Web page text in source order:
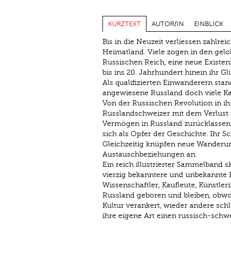
KURZTEXT AUTOR/IN EINBLICK
Bis in die Neuzeit verliessen
Heimatland. Viele zogen in den
Russischen Reich, eine neue
bis ins 20. Jahrhundert hinein ihr
Als qualifizierten Einwanderern
angewiesene Russland doch viele
Von der Russischen Revolution in
Russlandschweizer mit dem
Vermögen in Russland
sich als Opfer der Geschichte. Ihr
Gleichzeitig knüpfen neue
Austauschbeziehungen an.
Ein reich illustrierter Sammelband
vierzig bekanntere und unbekannte
Wissenschaftler, Kaufleute,
Russland geboren und bleiben,
Kultur verankert, wieder andere
ihre eigene Art einen russisch-